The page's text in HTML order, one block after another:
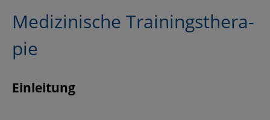
Me­di­zi­ni­sche Trai­nings­the­ra­
pie
Ein­lei­tung